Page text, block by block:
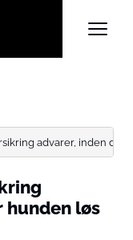
advarer, inden du
hunden løs